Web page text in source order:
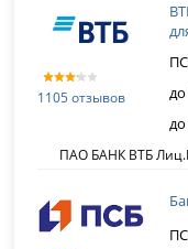
1105 отзывов
ПАО БАНК ВТБ